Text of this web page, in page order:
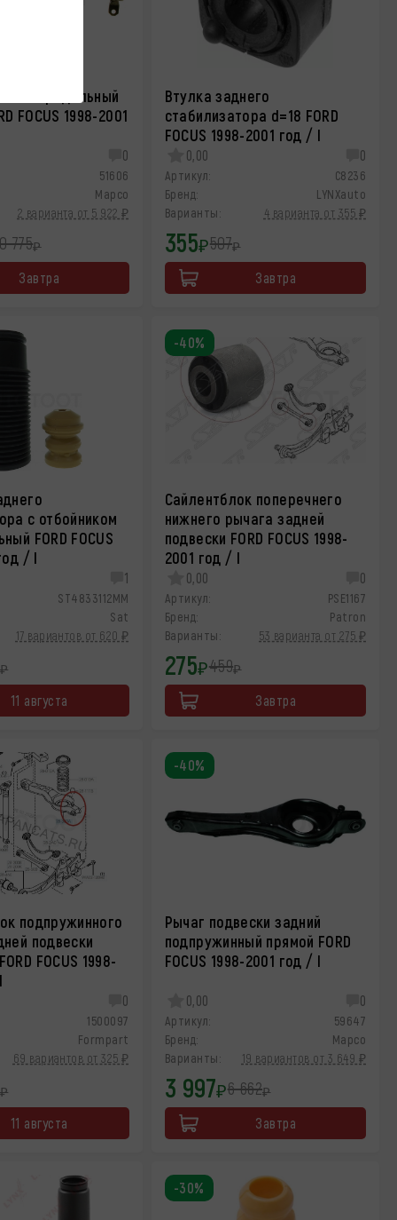
продольный
FOCUS 1998-2001
0
51606
Mapco
2 варианта от 5 922 ₽
775₽
Завтра
Втулка заднего
стабилизатора d=18 FORD
FOCUS 1998-2001 год / I
0,00 0
Артикул:
C8236
Бренд:
LYNXauto
Варианты:
4 варианта от 355 ₽
355₽507₽
Завтра
с отбойником
FORD FOCUS
/ I
1
ST4833112MM
Sat
17 вариантов от 620 ₽
₽
11 августа
Сайлентблок поперечнего
нижнего рычага задней
подвески FORD FOCUS 1998-
2001 год / I
0,00 0
Артикул:
PSE1167
Бренд:
Patron
Варианты:
53 варианта от 275 ₽
275₽459₽
Завтра
-40%
подпружинного
подвески
FOCUS 1998-
0
1500097
Formpart
69 вариантов от 325 ₽
₽
11 августа
Рычаг подвески задний
подпружинный прямой FORD
FOCUS 1998-2001 год / I
0,00 0
Артикул:
59647
Бренд:
Mapco
Варианты:
19 вариантов от 3 649 ₽
3 997₽6 662₽
Завтра
-40%
-30%